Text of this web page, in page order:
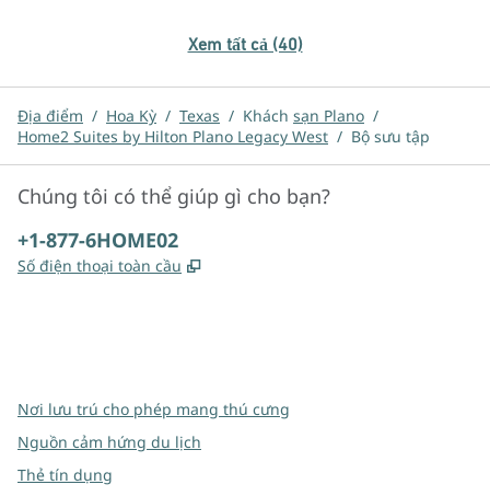
Xem tất cả (40)
Địa điểm / Hoa Kỳ / Texas / Khách sạn Plano /
Home2 Suites by Hilton Plano Legacy West / Bộ sưu tập
Chúng tôi có thể giúp gì cho bạn?
Điện thoại:
+1-877-6HOME02
Số điện thoại toàn cầu ,
Nơi lưu trú cho phép mang thú cưng
Nguồn cảm hứng du lịch
Thẻ tín dụng